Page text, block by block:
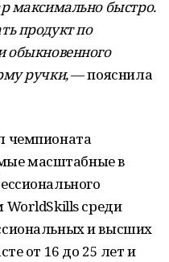
максимально быстро.
продукт по
обыкновенного
ручки,— пояснила
чемпионата
масштабные в
WorldSkills среди
и высших
от 16 до 25 лет и